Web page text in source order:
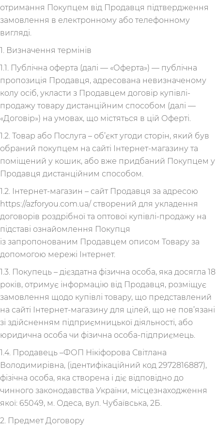
отримання Покупцем від Продавця підтвердження
замовлення в електронному або телефонному
вигляді.
1. Визначення термінів
1.1. Публічна оферта (далі — «Оферта») — публічна
пропозиція Продавця, адресована невизначеному
колу осіб, укласти з Продавцем договір купівлі-
продажу товару дистанційним способом (далі —
«Договір») на умовах, що містяться в цій Оферті.
1.2. Товар або Послуга – об’єкт угоди сторін, який був
обраний покупцем на сайті Інтернет-магазину та
поміщений у кошик, або вже придбаний Покупцем у
Продавця дистанційним способом.
1.2. Інтернет-магазин – сайт Продавця за адресою
https://azforyou.com.ua/ створений для укладення
договорів роздрібної та оптової купівлі-продажу на
підставі ознайомлення Покупця
із запропонованим Продавцем описом Товару за
допомогою мережі Інтернет.
1.3. Покупець – дієздатна фізична особа, яка досягла 18
років, отримує інформацію від Продавця, розміщує
замовлення щодо купівлі товару, що представлений
на сайті Інтернет-магазину для цілей, що не пов’язані
зі здійсненням підприємницької діяльності, або
юридична особа чи фізична особа-підприємець.
1.4. Продавець –ФОП Нікіфорова Світлана
Володимирівна, (ідентифікаційний код 2972816887),
фiзiчна особа, яка створена і діє відповідно до
чинного законодавства України, місцезнаходження
якої: 65049, м. Одеса, вул. Чубаївська, 2Б.
2. Предмет Договору